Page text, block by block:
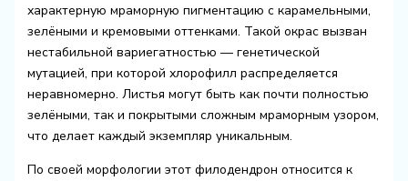
характерную мраморную пигментацию с карамельными,
зелёными и кремовыми оттенками. Такой окрас вызван
нестабильной вариегатностью — генетической
мутацией, при которой хлорофилл распределяется
неравномерно. Листья могут быть как почти полностью
зелёными, так и покрытыми сложным мраморным узором,
что делает каждый экземпляр уникальным.
По своей морфологии этот филодендрон относится к